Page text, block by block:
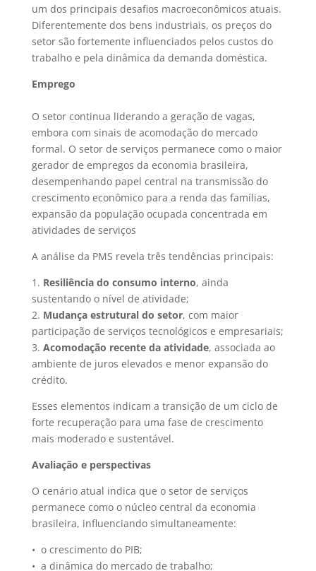
um dos principais desafios macroeconômicos atuais.
Diferentemente dos bens industriais, os preços do
setor são fortemente influenciados pelos custos do
trabalho e pela dinâmica da demanda doméstica.
Emprego
O setor continua liderando a geração de vagas,
embora com sinais de acomodação do mercado
formal. O setor de serviços permanece como o maior
gerador de empregos da economia brasileira,
desempenhando papel central na transmissão do
crescimento econômico para a renda das famílias,
expansão da população ocupada concentrada em
atividades de serviços
A análise da PMS revela três tendências principais:
1. Resiliência do consumo interno, ainda
sustentando o nível de atividade;
2. Mudança estrutural do setor, com maior
participação de serviços tecnológicos e empresariais;
3. Acomodação recente da atividade, associada ao
ambiente de juros elevados e menor expansão do
crédito.
Esses elementos indicam a transição de um ciclo de
forte recuperação para uma fase de crescimento
mais moderado e sustentável.
Avaliação e perspectivas
O cenário atual indica que o setor de serviços
permanece como o núcleo central da economia
brasileira, influenciando simultaneamente:
• o crescimento do PIB;
• a dinâmica do mercado de trabalho;